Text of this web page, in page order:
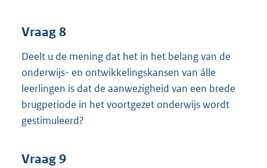
Vraag 8
Deelt u de mening dat het in het belang van de
onderwijs- en ontwikkelingskansen van álle
leerlingen is dat de aanwezigheid van een brede
brugperiode in het voortgezet onderwijs wordt
gestimuleerd?
Vraag 9